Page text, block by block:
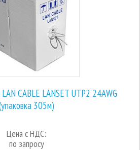
CABLE LANSET UTP2 24AWG
305м)
Цена с НДС:
по запросу